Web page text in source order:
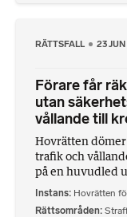
RÄTTSFALL 23
Förare får
utan
vållande till
Hovrätten
trafik och
på en huvudled
Instans Hovrätten
Rättsområden